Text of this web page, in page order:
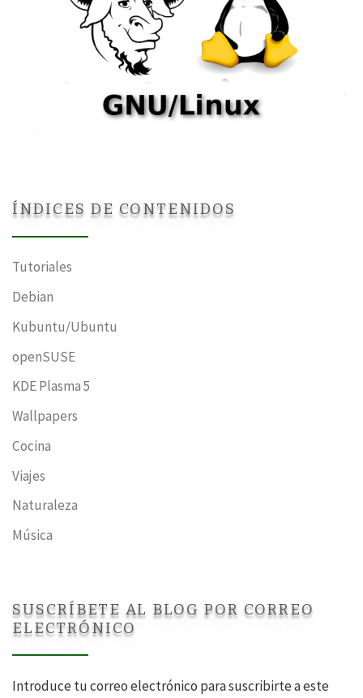
ÍNDICES DE CONTENIDOS
Tutoriales
Debian
Kubuntu/Ubuntu
openSUSE
KDE Plasma 5
Wallpapers
Cocina
Viajes
Naturaleza
Música
SUSCRÍBETE AL BLOG POR CORREO
ELECTRÓNICO
Introduce tu correo electrónico para suscribirte a este